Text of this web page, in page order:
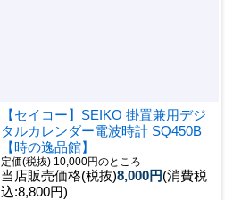
【セイコー】SEIKO 掛置兼用デジ
タルカレンダー電波時計 SQ450B
【時の逸品館】
定価(税抜) 10,000円のところ
当店販売価格(税抜)8,000円(消費税
込:8,800円)